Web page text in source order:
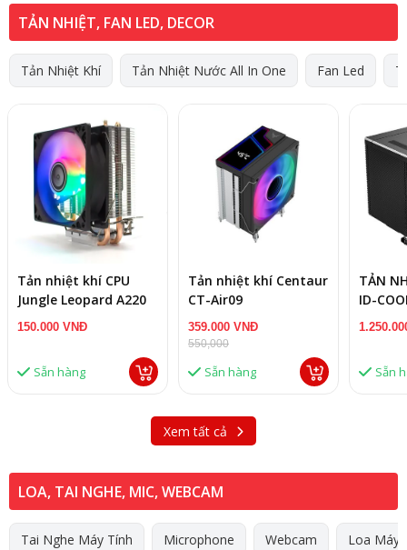
TẢN NHIỆT, FAN LED, DECOR
Tản Nhiệt Khí Tản Nhiệt Nước All In One Fan Led
Tản nhiệt khí CPU
Jungle Leopard A220
150.000 VNĐ
Sẵn hàng
Tản nhiệt khí Centaur
CT-Air09
359.000 VNĐ
550,000
Sẵn hàng
TẢN
ID-
A620
Sẵn
Xem tất cả
LOA, TAI NGHE, MIC, WEBCAM
Tai Nghe Máy Tính Microphone Webcam Loa Máy